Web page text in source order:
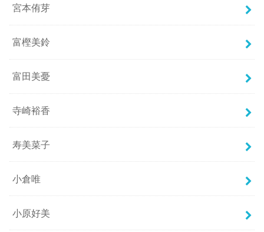
宮本侑芽
富樫美鈴
富田美憂
寺崎裕香
寿美菜子
小倉唯
小原好美